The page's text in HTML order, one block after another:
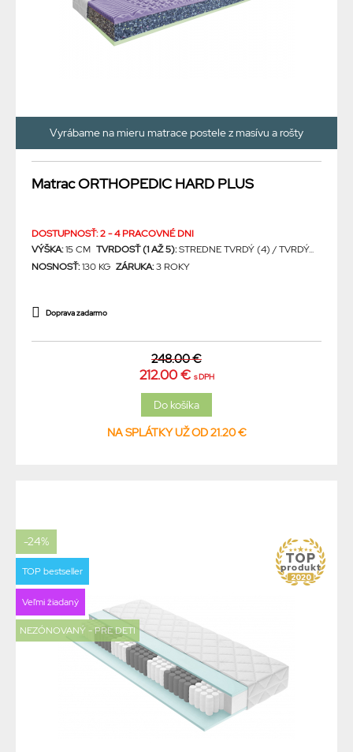
Vyrábame na mieru matrace postele z masívu a rošty
Matrac ORTHOPEDIC HARD PLUS
DOSTUPNOSŤ: 2 - 4 PRACOVNÉ DNI
VÝŠKA:15 CM TVRDOSŤ (1 AŽ 5):STREDNE TVRDÝ (4) / TVRDÝ...
NOSNOSŤ:130 KG ZÁRUKA:3 ROKY
Doprava zadarmo
248.00 €
212.00 € s DPH
NA SPLÁTKY UŽ OD 21.20 €
-24%
TOP bestseller
Veľmi žiadaný
NEZÓNOVANÝ - PRE DETI